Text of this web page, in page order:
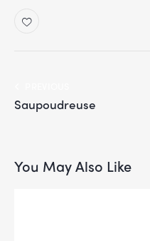
Saupoudreuse
You May Also Like